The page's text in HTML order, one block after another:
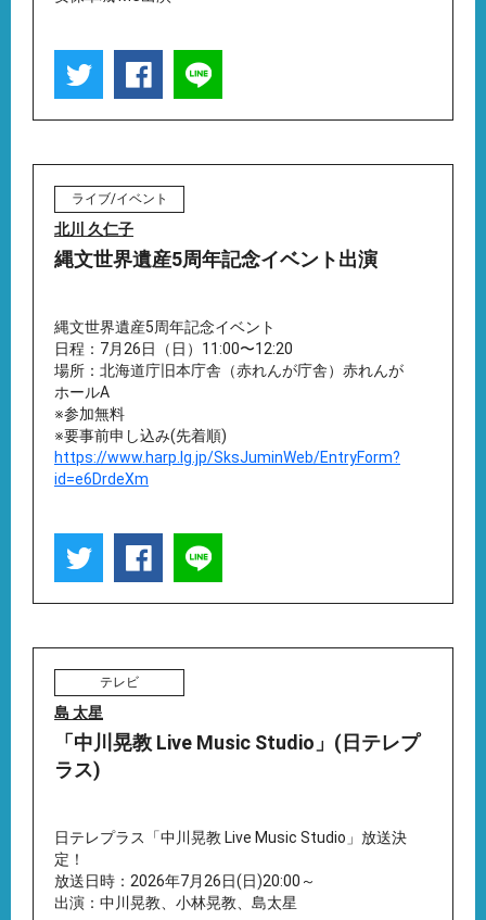
ライブ/イベント
北川 久仁子
縄文世界遺産5周年記念イベント出演
縄文世界遺産5周年記念イベント
日程：7月26日（日）11:00〜12:20
場所：北海道庁旧本庁舎（赤れんが庁舎）赤れんが
ホールA
※参加無料
※要事前申し込み(先着順)
https://www.harp.lg.jp/SksJuminWeb/EntryForm?
id=e6DrdeXm
テレビ
島 太星
「中川晃教 Live Music Studio」(日テレプ
ラス)
日テレプラス「中川晃教 Live Music Studio」放送決
定！
放送日時：2026年7月26日(日)20:00～
出演：中川晃教、小林晃教、島太星